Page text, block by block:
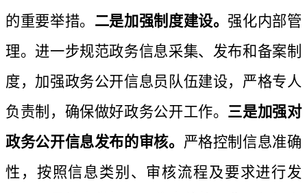
的重要举措。 二是加强制度建设。 强化内部管
理。进一步规范政务信息采集、发布和备案制
度，加强政务公开信息员队伍建设，严格专人
负责制，确保做好政务公开工作。 三是加强对
政务公开信息发布的审核。 严格控制信息准确
性，按照信息类别、审核流程及要求进行发